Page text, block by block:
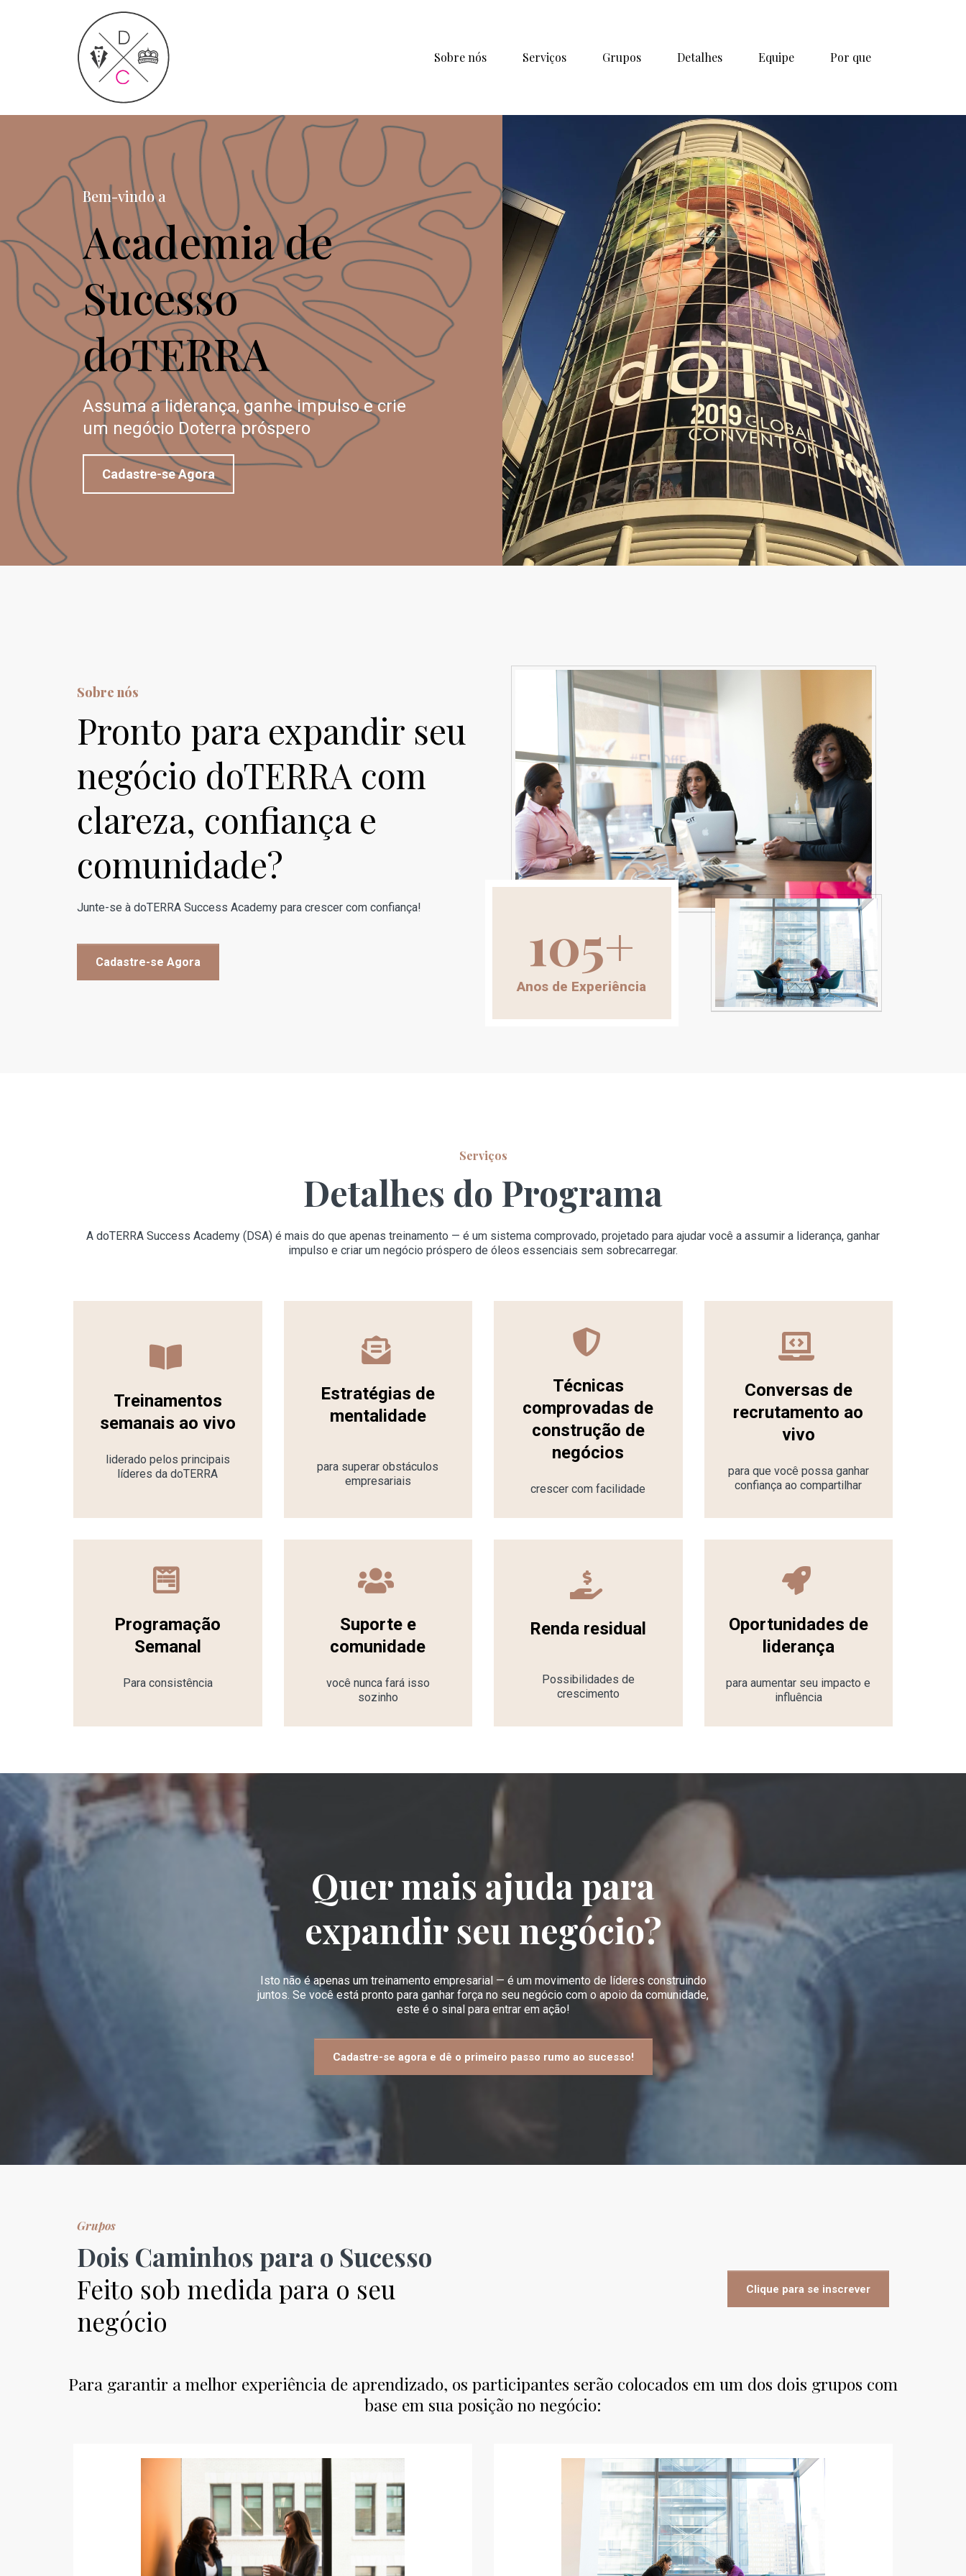
Sobre nós Serviços Grupos Detalhes Equipe Por que
Bem-vindo a
Academia de
Sucesso
doTERRA
Assuma a liderança, ganhe impulso e crie
um negócio Doterra próspero
Cadastre-se Agora
Sobre nós
Pronto para expandir seu
negócio doTERRA com
clareza, confiança e
comunidade?
Junte-se à doTERRA Success Academy para crescer com confiança!
Cadastre-se Agora 105+
Anos de Experiência
Serviços
Detalhes do Programa
A doTERRA Success Academy (DSA) é mais do que apenas treinamento — é um sistema comprovado, projetado para ajudar você a assumir a liderança, ganhar
impulso e criar um negócio próspero de óleos essenciais sem sobrecarregar.
Treinamentos
semanais ao vivo
liderado pelos principais
líderes da doTERRA
Estratégias de
mentalidade
para superar obstáculos
empresariais
Técnicas
comprovadas de
construção de
negócios
crescer com facilidade
Conversas de
recrutamento ao
vivo
para que você possa ganhar
confiança ao compartilhar
Programação
Semanal
Para consistência
Suporte e
comunidade
você nunca fará isso
sozinho
Renda residual
Possibilidades de
crescimento
Oportunidades de
liderança
para aumentar seu impacto e
influência
Quer mais ajuda para
expandir seu negócio?
Isto não é apenas um treinamento empresarial — é um movimento de líderes construindo
juntos. Se você está pronto para ganhar força no seu negócio com o apoio da comunidade,
este é o sinal para entrar em ação!
Cadastre-se agora e dê o primeiro passo rumo ao sucesso!
Grupos
Dois Caminhos para o Sucesso
Feito sob medida para o seu
negócio
Clique para se inscrever
Para garantir a melhor experiência de aprendizado, os participantes serão colocados em um dos dois grupos com
base em sua posição no negócio: